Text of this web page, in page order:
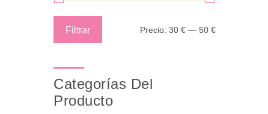
Filtrar Precio: 30 € — 50 €
Categorías Del
Producto